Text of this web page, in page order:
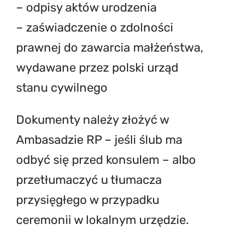
– odpisy aktów urodzenia
– zaświadczenie o zdolności
prawnej do zawarcia małżeństwa,
wydawane przez polski urząd
stanu cywilnego
Dokumenty należy złożyć w
Ambasadzie RP – jeśli ślub ma
odbyć się przed konsulem – albo
przetłumaczyć u tłumacza
przysięgłego w przypadku
ceremonii w lokalnym urzędzie.